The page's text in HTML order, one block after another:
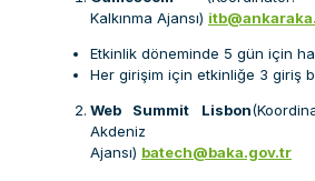
Kalkınma Ajansı)
Etkinlik döneminde 5 gün için
Her girişim için etkinliğe 3 giriş
Web Summit Lisbon
Akdeniz
Ajansı) batech@baka.gov.tr